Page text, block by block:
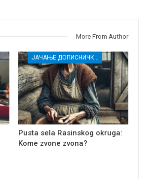
More From Author
ЈАЧАЊЕ ДОПИСНИЧКЕ МРЕЖЕ НЕЗАВИСНИХ МЕДИЈА У РАСИНСКОМ ОКРУГУ
Pusta sela Rasinskog okruga:
Kome zvone zvona?